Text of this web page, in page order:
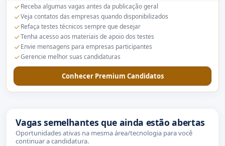
Receba algumas vagas antes da publicação geral
Veja contatos das empresas quando disponibilizados
Refaça testes técnicos sempre que desejar
Tenha acesso aos materiais de apoio dos testes
Envie mensagens para empresas participantes
Gerencie melhor suas candidaturas
Conhecer Premium Candidatos
Vagas semelhantes que ainda estão abertas
Oportunidades ativas na mesma área/tecnologia para você
continuar a candidatura.